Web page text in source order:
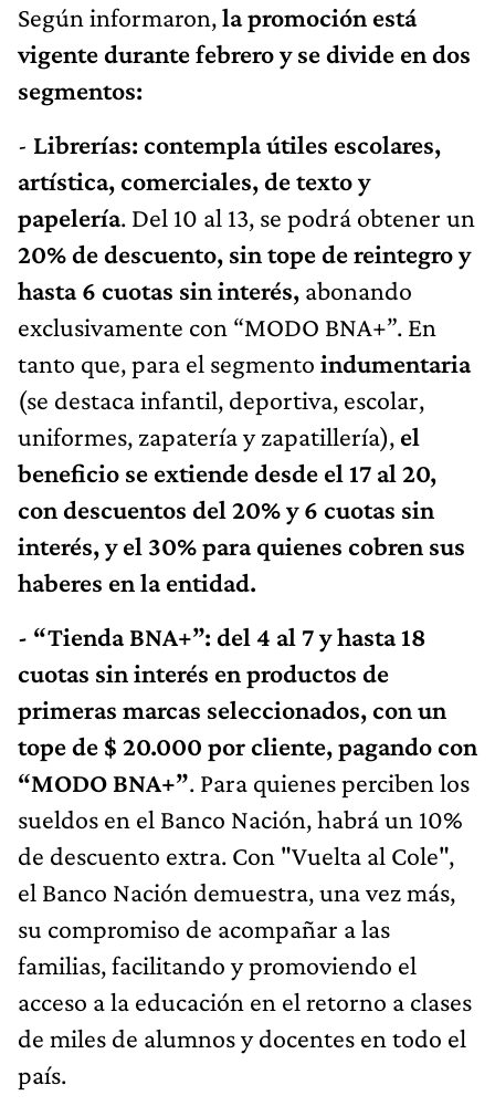
Según informaron,la promoción está
vigente durante febrero y se divide en dos
segmentos:
- Librerías: contempla útiles escolares,
artística, comerciales, de texto y
papelería. Del 10 al 13, se podrá obtener un
20% de descuento, sin tope de reintegro y
hasta 6 cuotas sin interés, abonando
exclusivamente con “MODO BNA+”. En
tanto que, para el segmento indumentaria
(se destaca infantil, deportiva, escolar,
uniformes, zapatería y zapatillería), el
beneficio se extiende desde el 17 al 20,
con descuentos del 20% y 6 cuotas sin
interés, y el 30% para quienes cobren sus
haberes en la entidad.
- “Tienda BNA+”: del 4 al 7 y hasta 18
cuotas sin interés en productos de
primeras marcas seleccionados, con un
tope de $ 20.000 por cliente, pagando con
“MODO BNA+”. Para quienes perciben los
sueldos en el Banco Nación, habrá un 10%
de descuento extra. Con "Vuelta al Cole",
el Banco Nación demuestra, una vez más,
su compromiso de acompañar a las
familias, facilitando y promoviendo el
acceso a la educación en el retorno a clases
de miles de alumnos y docentes en todo el
país.